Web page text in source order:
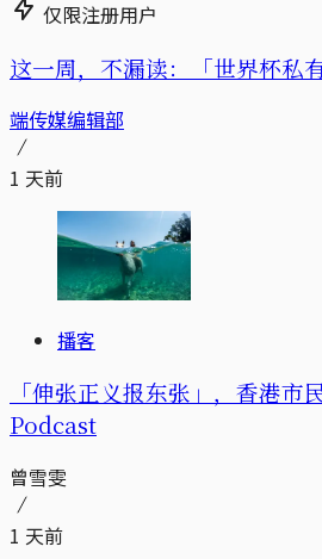
仅限注册用户
这一周，不漏读：「世界杯私
端传媒编辑部
1 天前
播客
「伸张正义报东张」，香港市
Podcast
曾雪雯
1 天前